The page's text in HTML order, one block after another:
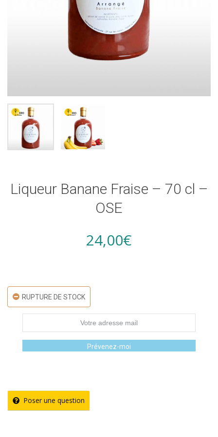
Liqueur Banane Fraise – 70 cl –
OSE
24,00€
RUPTURE DE STOCK
Prévenez-moi
Poser une question